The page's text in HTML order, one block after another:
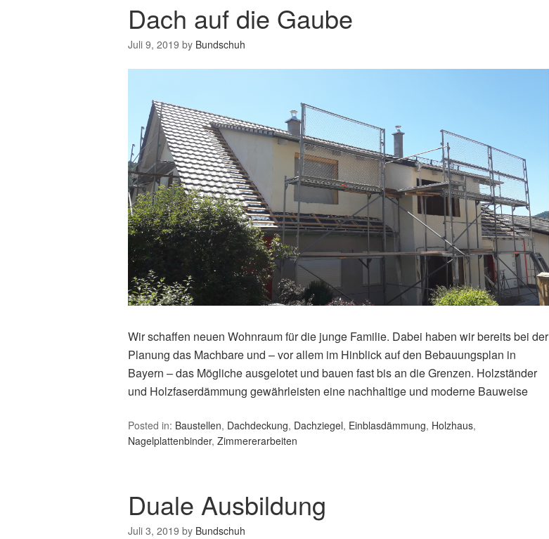
Dach auf die Gaube
Juli 9, 2019 by Bundschuh
Wir schaffen neuen Wohnraum für die junge Familie. Dabei haben wir bereits bei der
Planung das Machbare und – vor allem im Hinblick auf den Bebauungsplan in
Bayern – das Mögliche ausgelotet und bauen fast bis an die Grenzen. Holzständer
und Holzfaserdämmung gewährleisten eine nachhaltige und moderne Bauweise
Posted in: Baustellen, Dachdeckung, Dachziegel, Einblasdämmung, Holzhaus,
Nagelplattenbinder, Zimmererarbeiten
Duale Ausbildung
Juli 3, 2019 by Bundschuh